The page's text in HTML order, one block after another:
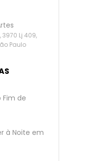
Lj 409,
Paulo
Fim de
à Noite em